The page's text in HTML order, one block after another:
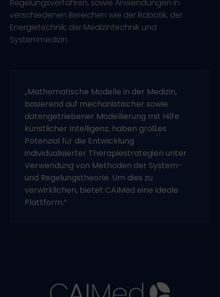
Regelungsverfahren, sowie Anwendungen in
verschiedenen Bereichen wie der Robotik, der
Energietechnik, der Medizintechnik und
Systemmedizin.
„Mathematische Modelle in der Medizin,
basierend auf mechanistischer sowie
datengetriebener Modellierung mit Hilfe
künstlicher Intelligenz, haben großes
Potenzial für die Entwicklung
individualisierter Therapiestrategien unter
Verwendung von Methoden der System-
und Regelungstheorie. Um dies zu
verwirklichen, bietet CAIMed eine ideale
Plattform.“